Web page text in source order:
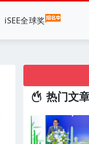
iSEE全球奖
热门文